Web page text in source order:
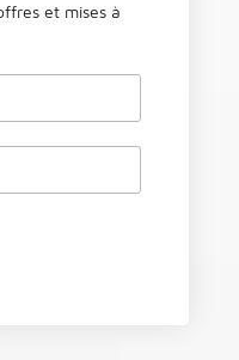
et mises à